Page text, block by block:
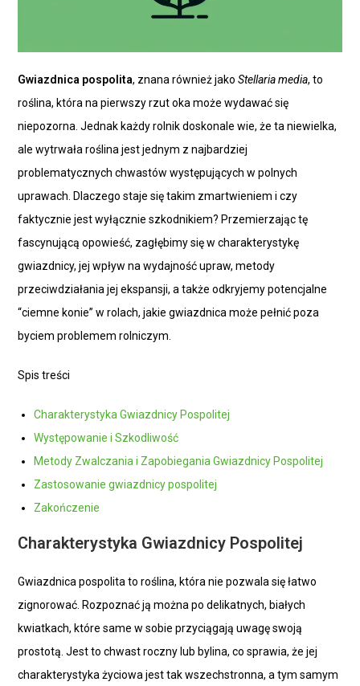
Gwiazdnica pospolita, znana również jakoStellaria media, to
roślina, która na pierwszy rzut oka może wydawać się
niepozorna. Jednak każdy rolnik doskonale wie, że ta niewielka,
ale wytrwała roślina jest jednym z najbardziej
problematycznych chwastów występujących w polnych
uprawach. Dlaczego staje się takim zmartwieniem i czy
faktycznie jest wyłącznie szkodnikiem? Przemierzając tę
fascynującą opowieść, zagłębimy się w charakterystykę
gwiazdnicy, jej wpływ na wydajność upraw, metody
przeciwdziałania jej ekspansji, a także odkryjemy potencjalne
“ciemne konie” w rolach, jakie gwiazdnica może pełnić poza
byciem problemem rolniczym.
Spis treści
Charakterystyka Gwiazdnicy Pospolitej
Występowanie i Szkodliwość
Metody Zwalczania i Zapobiegania Gwiazdnicy Pospolitej
Zastosowanie gwiazdnicy pospolitej
Zakończenie
Charakterystyka Gwiazdnicy Pospolitej
Gwiazdnica pospolita to roślina, która nie pozwala się łatwo
zignorować. Rozpoznać ją można po delikatnych, białych
kwiatkach, które same w sobie przyciągają uwagę swoją
prostotą. Jest to chwast roczny lub bylina, co sprawia, że jej
charakterystyka życiowa jest tak wszechstronna, a tym samym